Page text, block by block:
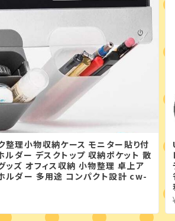
整理小物収納ケース モニター貼り付
ルダー デスクトップ 収納ポケット 散
ッズ オフィス収納 小物整理 卓上ア
ルダー 多用途 コンパクト設計 cw-